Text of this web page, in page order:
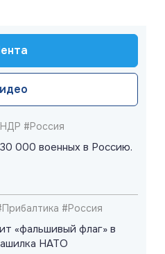
#Россия
000 военных в Россию.
#Россия
«фальшивый флаг» в
НАТО